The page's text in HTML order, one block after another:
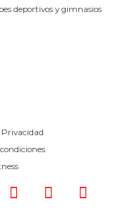
deportivos y gimnasios
Privacidad